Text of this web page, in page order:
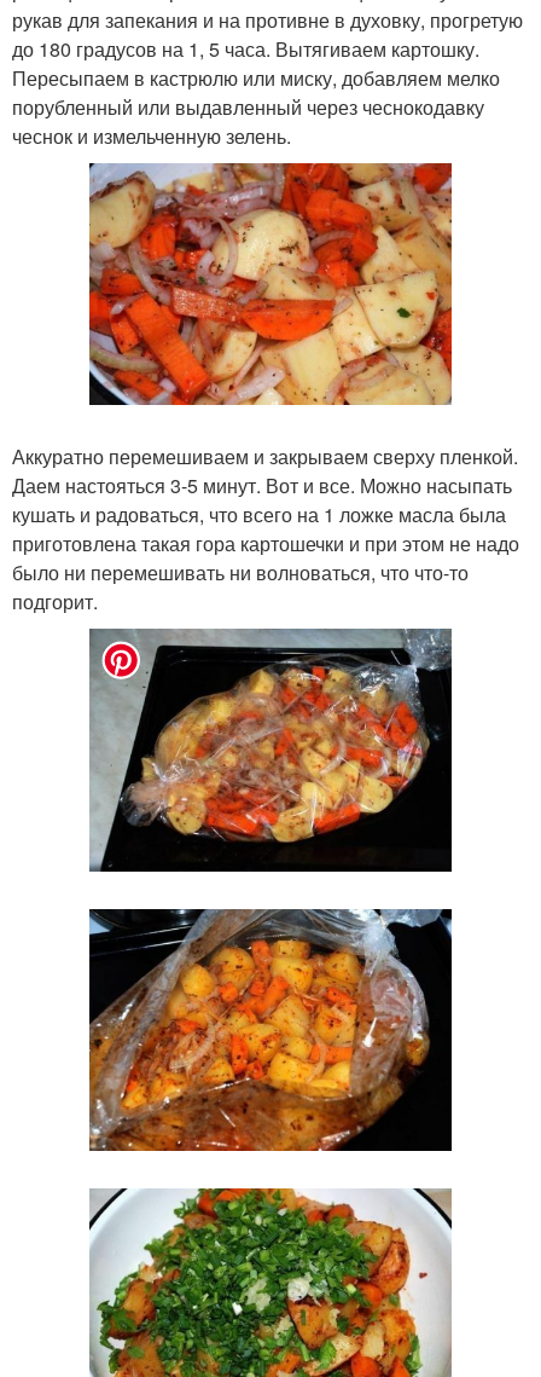
рукав для запекания и на противне в духовку, прогретую
до 180 градусов на 1, 5 часа. Вытягиваем картошку.
Пересыпаем в кастрюлю или миску, добавляем мелко
порубленный или выдавленный через чеснокодавку
чеснок и измельченную зелень.
Аккуратно перемешиваем и закрываем сверху пленкой.
Даем настояться 3-5 минут. Вот и все. Можно насыпать
кушать и радоваться, что всего на 1 ложке масла была
приготовлена такая гора картошечки и при этом не надо
было ни перемешивать ни волноваться, что что-то
подгорит.